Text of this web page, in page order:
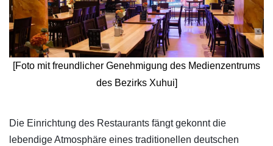
[Foto mit freundlicher Genehmigung des Medienzentrums
des Bezirks Xuhui]
​Die Einrichtung des Restaurants fängt gekonnt die
lebendige Atmosphäre eines traditionellen deutschen